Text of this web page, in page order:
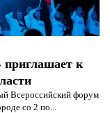
приглашает к
Всероссийский форум
со 2 по...